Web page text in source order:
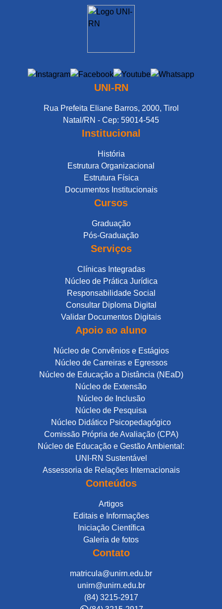
UNI-RN
Rua Prefeita Eliane Barros, 2000, Tirol
Natal/RN - Cep: 59014-545
Institucional
História
Estrutura Organizacional
Estrutura Física
Documentos Institucionais
Cursos
Graduação
Pós-Graduação
Serviços
Clínicas Integradas
Núcleo de Prática Jurídica
Responsabilidade Social
Consultar Diploma Digital
Validar Documentos Digitais
Apoio ao aluno
Núcleo de Convênios e Estágios
Núcleo de Carreiras e Egressos
Núcleo de Educação a Distância (NEaD)
Núcleo de Extensão
Núcleo de Inclusão
Núcleo de Pesquisa
Núcleo Didático Psicopedagógico
Comissão Própria de Avaliação (CPA)
Núcleo de Educação e Gestão Ambiental:
UNI-RN Sustentável
Assessoria de Relações Internacionais
Conteúdos
Artigos
Editais e Informações
Iniciação Científica
Galeria de fotos
Contato
matricula@unirn.edu.br
unirn@unirn.edu.br
(84) 3215-2917